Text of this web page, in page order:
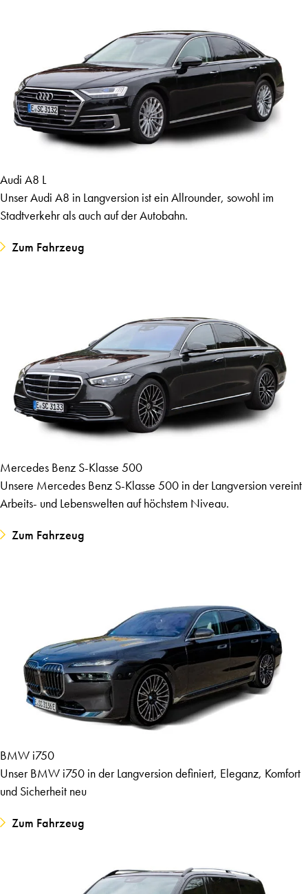
Audi A8 L
Unser Audi A8 in Langversion ist ein Allrounder, sowohl im
Stadtverkehr als auch auf der Autobahn.
Zum Fahrzeug
Mercedes Benz S-Klasse 500
Unsere Mercedes Benz S-Klasse 500 in der Langversion vereint
Arbeits- und Lebenswelten auf höchstem Niveau.
Zum Fahrzeug
BMW i750
Unser BMW i750 in der Langversion definiert, Eleganz, Komfort
und Sicherheit neu
Zum Fahrzeug